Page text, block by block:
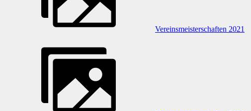
Vereinsmeisterschaften 2021